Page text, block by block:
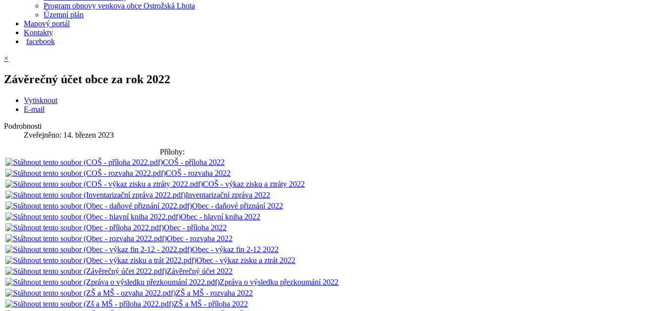
Program obnovy venkova obce Ostrožská Lhota
Územní plán
Mapový portál
Kontakty
facebook
×
Závěrečný účet obce za rok 2022
Vytisknout
E-mail
Podrobnosti
Zveřejněno: 14. březen 2023
Přílohy:
COŠ - příloha 2022
COŠ - rozvaha 2022
COŠ - výkaz zisku a ztráty 2022
Inventarizační zpráva 2022
Obec - daňové přiznání 2022
Obec - hlavní kniha 2022
Obec - příloha 2022
Obec - rozvaha 2022
Obec - výkaz fin 2-12 2022
Obec - výkaz zisku a ztrát 2022
Závěrečný účet 2022
Zpráva o výsledku přezkoumání 2022
ZŠ a MŠ - rozvaha 2022
ZŠ a MŠ - příloha 2022